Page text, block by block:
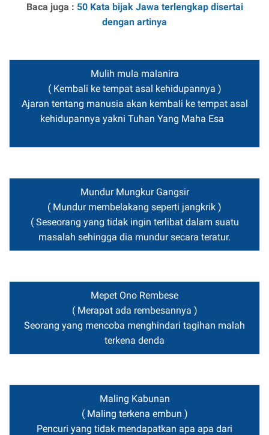
Baca juga : 50 Kata bijak Jawa terlengkap disertai
dengan artinya
Mulih mula malanira
( Kembali ke tempat asal kehidupannya )
Ajaran tentang manusia akan kembali ke tempat asal
kehidupannya yakni Tuhan Yang Maha Esa
Mundur Mungkur Gangsir
( Mundur membelakang seperti jangkrik )
( Seseorang yang tidak ingin terlibat dalam suatu
masalah sehingga dia mundur secara teratur.
Mepet Ono Rembese
( Merapat ada rembesannya )
Seorang yang mencoba menghindari tagihan malah
terkena denda
Maling Kabunan
( Maling terkena embun )
Pencuri yang tidak mendapatkan apa apa dari